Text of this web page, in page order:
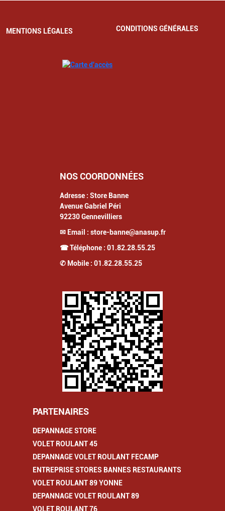
MENTIONS LÉGALES CONDITIONS GÉNÉRALES
NOS COORDONNÉES
Adresse : Store Banne
Avenue Gabriel Péri
92230 Gennevilliers
✉ Email : store-banne@anasup.fr
☎ Téléphone : 01.82.28.55.25
✆ Mobile : 01.82.28.55.25
PARTENAIRES
DEPANNAGE STORE
VOLET ROULANT 45
DEPANNAGE VOLET ROULANT FECAMP
ENTREPRISE STORES BANNES RESTAURANTS
VOLET ROULANT 89 YONNE
DEPANNAGE VOLET ROULANT 89
VOLET ROULANT 76